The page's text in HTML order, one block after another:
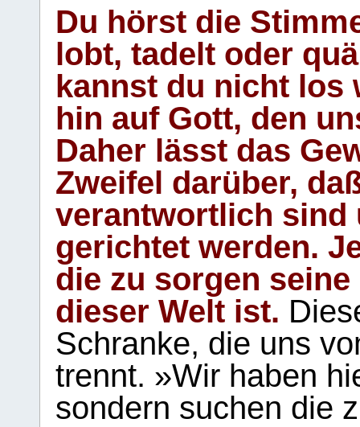
Du hörst die
lobt, tadelt oder
kannst du nicht los
hin auf Gott, den
Daher lässt das
Zweifel darüber,
verantwortlich sind
gerichtet werden.
die zu sorgen
dieser Welt ist.
Schranke, die uns
trennt. »Wir haben
sondern suchen die